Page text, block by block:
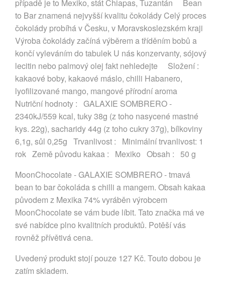
případě je to Mexiko, stát Chiapas, Tuzantán Bean
to Bar znamená nejvyšší kvalitu čokolády Celý proces
čokolády probíhá v Česku, v Moravskoslezském kraji
Výroba čokolády začíná výběrem a tříděním bobů a
končí vyleváním do tabulek U nás konzervanty, sójový
lecitin nebo palmový olej fakt nehledejte Složení :
kakaové boby, kakaové máslo, chilli Habanero,
lyofilizované mango, mangové přírodní aroma
Nutriční hodnoty : GALAXIE SOMBRERO -
2340kJ/559 kcal, tuky 38g (z toho nasycené mastné
kys. 22g), sacharidy 44g (z toho cukry 37g), bílkoviny
6,1g, sůl 0,25g Trvanlivost : Minimální trvanlivost: 1
rok Země původu kakaa : Mexiko Obsah : 50 g
MoonChocolate - GALAXIE SOMBRERO - tmavá
bean to bar čokoláda s chilli a mangem. Obsah kakaa
původem z Mexika 74% vyráběn výrobcem
MoonChocolate se vám bude líbit. Tato značka má ve
své nabídce plno kvalitních produktů. Potěší vás
rovněž přívětivá cena.
Uvedený produkt stojí pouze 127 Kč. Touto dobou je
zatím skladem.